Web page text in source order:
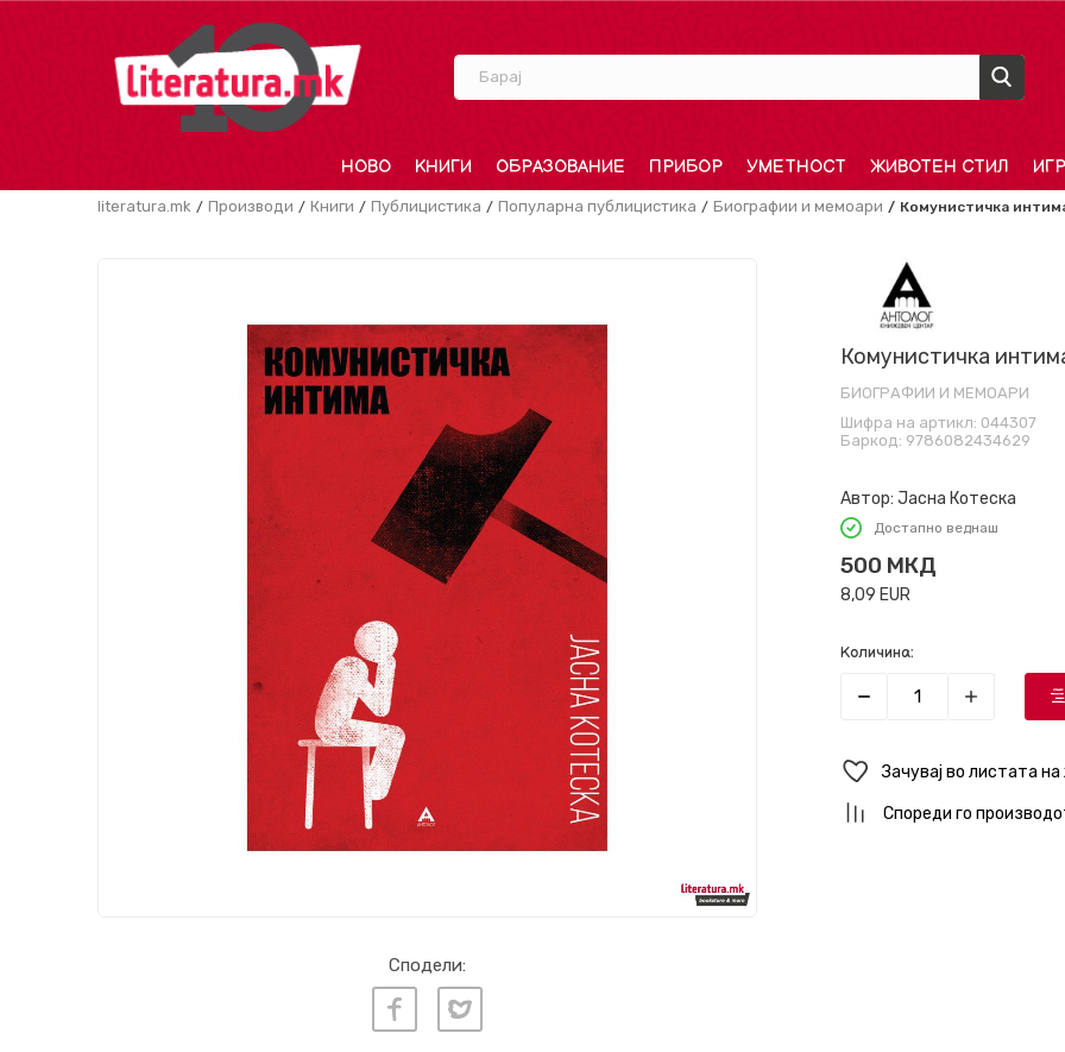
Барај
НОВО КНИГИ ОБРАЗОВАНИЕ ПРИБОР УМЕТНОСТ ЖИВОТЕН СТИЛ
literatura.mk Производи Книги Публицистика Популарна публицистика Биографии и мемоари Комунистичка
Сподели:
Комунистичка
БИОГРАФИИ И МЕМОАРИ
Шифра на артикл: 044307
Баркод: 9786082434629
Автор: Јасна Котеска
Достапно веднаш
500 МКД
8,09 EUR
Количина:
Зачувај во листата
Спореди го